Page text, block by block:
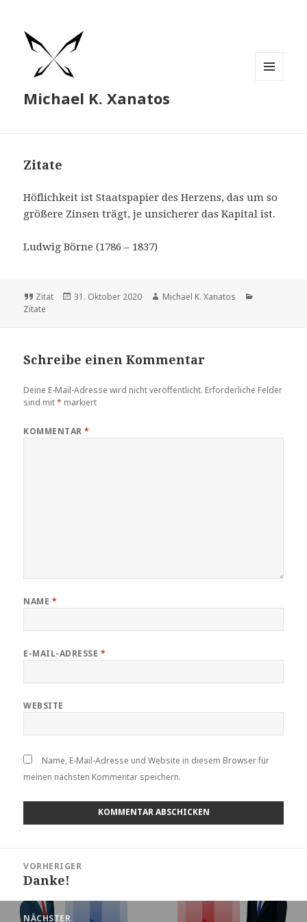
Michael K. Xanatos
Zitate
Höflichkeit ist Staatspapier des Herzens, das um so
größere Zinsen trägt, je unsicherer das Kapital ist.
Ludwig Börne (1786 – 1837)
Format
Zitat
Veröffentlicht
31. Oktober 2020 Autor
Michael K. Xanatos
Zitate
Schreibe einen Kommentar
Deine E-Mail-Adresse wird nicht veröffentlicht. Erforderliche Felder
sind mit* markiert
KOMMENTAR*
NAME *
E-MAIL-ADRESSE *
WEBSITE
Name, E-Mail-Adresse und Website in diesem Browser für
meinen nächsten Kommentar speichern.
VORHERIGER
Vorheriger
Danke!
NÄCHSTER